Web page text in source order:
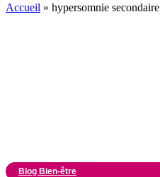
Accueil » hypersomnie secondaire
Blog Bien-être